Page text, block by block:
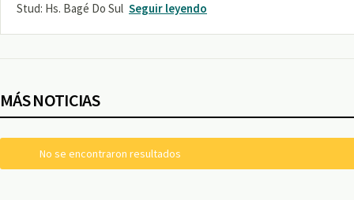
Stud: Hs. Bagé Do Sul Seguir leyendo
MÁS NOTICIAS
No se encontraron resultados